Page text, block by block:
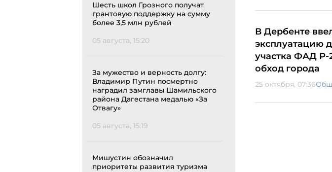
Шесть школ Грозного получат
грантовую поддержку на сумму
более 3,5 млн рублей
05 августа, 15:20
За мужество и верность долгу:
Владимир Путин посмертно
наградил замглавы Шамильского
района Дагестана медалью «За
Отвагу»
05 августа, 15:19
Мишустин обозначил
приоритеты развития туризма
В Дербенте
эксплуатацию
участка ФАД Р-
обход города
25 октября, 07:36